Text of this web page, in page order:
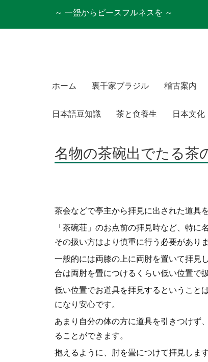
～ 一盌からピースフルネスを ～
ホーム 裏千家ブラジル 稽古案内
日本語豆知識 茶と食養生 日本文化
名物の茶碗出でたる
茶会などで亭主から拝見に出された道具
「茶碗荘」のお点前の拝見時など、特
その扱い方はより慎重に行う必要がありま
一般的には両膝の上に両肘を置いて拝見
合は両肘を畳につけるくらい低い位置で
低い位置でお道具を拝見するということ
になり安心です。
あまり自分の体の方に道具を引きつけず
ることができます。
抱えるように、肘を畳につけて拝見します